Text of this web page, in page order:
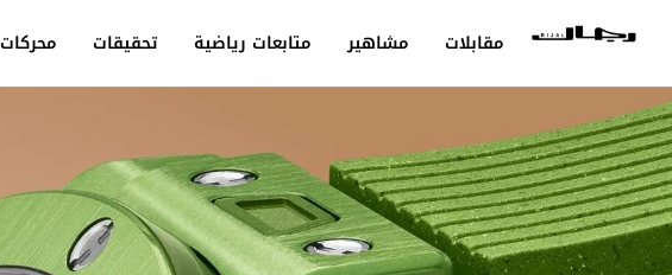
محركات تحقيقات متابعات رياضية مشاهير مقابلات